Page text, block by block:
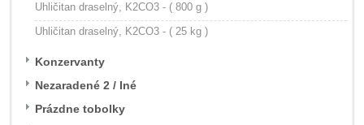
Uhličitan draselný, K2CO3 - ( 800 g )
Uhličitan draselný, K2CO3 - ( 25 kg )
Konzervanty
Nezaradené 2 / Iné
Prázdne tobolky